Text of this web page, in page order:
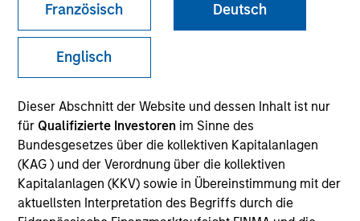
Französisch Deutsch
Englisch
Dieser Abschnitt der Website und dessen Inhalt ist nur
für Qualifizierte Investoren im Sinne des
Bundesgesetzes über die kollektiven Kapitalanlagen
(KAG ) und der Verordnung über die kollektiven
Kapitalanlagen (KKV) sowie in Übereinstimmung mit der
aktuellsten Interpretation des Begriffs durch die
to meet a range of investors’ needs for income, liquidity
and capital preservation.
MARKETING COMMUNICATION